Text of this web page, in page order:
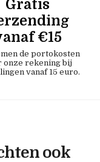
Gratis
€15
de portokosten
onze rekening bij
vanaf 15 euro.
ook